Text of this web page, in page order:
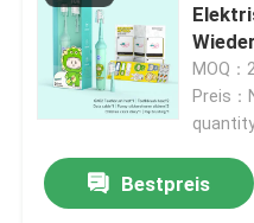
Bitte um ein Angebot
Zahnpflege-elektrische
Wasserdichte
MOQ：
Preis
Bestpreis